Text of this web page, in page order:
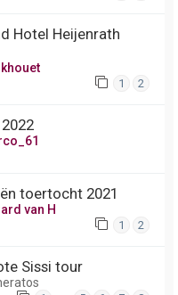
Hotel Heijenrath
1 2
toertocht 2021
van H
1 2
Sissi tour